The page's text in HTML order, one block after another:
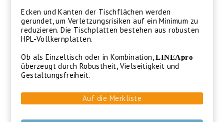
Ecken und Kanten der Tischflächen werden
gerundet, um Verletzungsrisiken auf ein Minimum zu
reduzieren. Die Tischplatten bestehen aus robusten
HPL-Vollkernplatten.
Ob als Einzeltisch oder in Kombination,LINEApro
überzeugt durch Robustheit, Vielseitigkeit und
Gestaltungsfreiheit.
Auf die Merkliste